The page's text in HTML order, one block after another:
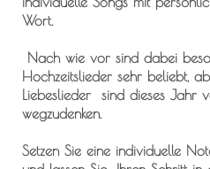
Wort.
Nach wie vor sind dabei
Hochzeitslieder sehr beliebt,
Liebeslieder sind dieses Jahr
wegzudenken.
Setzen Sie eine individuelle